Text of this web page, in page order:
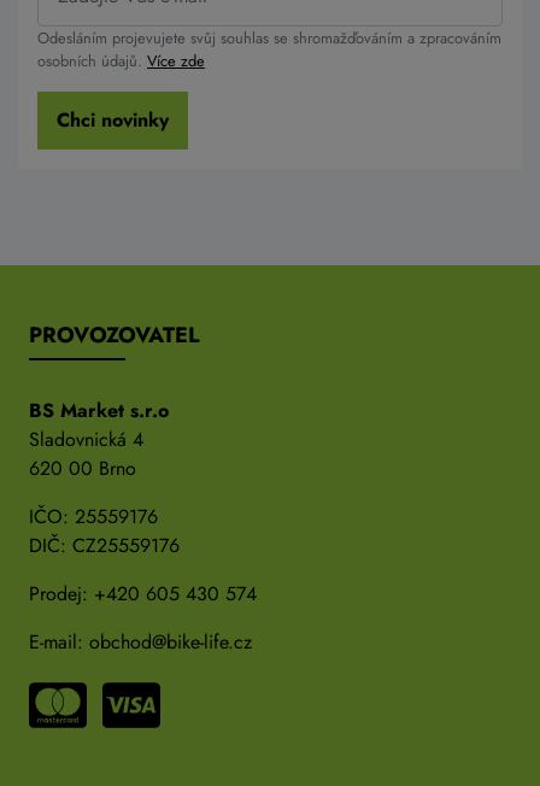
Odesláním projevujete svůj souhlas se shromažďováním a zpracováním
osobních údajů. Více zde
Chci novinky
PROVOZOVATEL
BS Market s.r.o
Sladovnická 4
620 00 Brno
IČO: 25559176
DIČ: CZ25559176
Prodej: +420 605 430 574
E-mail: obchod@bike-life.cz